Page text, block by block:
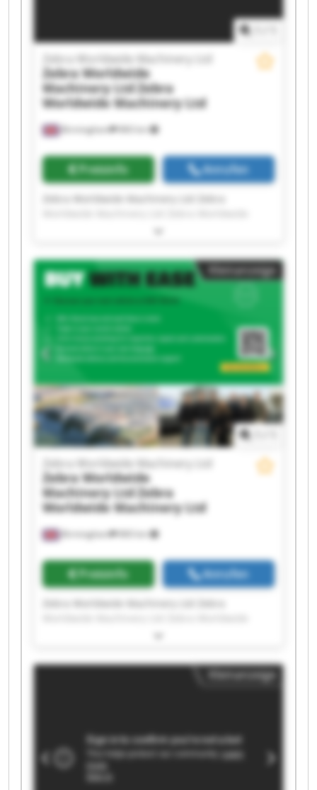
Birmingham 860 km
Zebra Worldwide Machinery Ltd
Zebra Worldwide
Machinery Ltd Zebra
Worldwide Machinery Ltd
Preisinfo Anrufen
Machinery Ltd Zebra Worldwide Machinery Ltd
Worldwide Machinery Ltd Zebra Worldwide
Machinery Ltd Zebra Worldwide Machinery Ltd
Zebra Worldwide Machinery Ltd Zebra
Worldwide Machinery Ltd Zebra Worldwide
Machinery Ltd Zebra Worldwide Machinery Ltd
Zebra Worldwide Machinery Ltd Zebra
Worldwide Machinery Ltd Zebra Worldwide
Machinery Ltd Zebra Worldwide Machinery Ltd
Zebra Worldwide Machinery Ltd Zebra
Worldwide Machinery Ltd Zebra Worldwide
Machinery Ltd Zebra Worldwide Machinery Ltd
Kleinanzeige
Birmingham 860 km
Zebra Worldwide Machinery Ltd
Zebra Worldwide
Machinery Ltd Zebra
Worldwide Machinery Ltd
Preisinfo Anrufen
Machinery Ltd Zebra Worldwide Machinery Ltd
Worldwide Machinery Ltd Zebra Worldwide
Machinery Ltd Zebra Worldwide Machinery Ltd
Zebra Worldwide Machinery Ltd Zebra
Worldwide Machinery Ltd Zebra Worldwide
Machinery Ltd Zebra Worldwide Machinery Ltd
Zebra Worldwide Machinery Ltd Zebra
Kleinanzeige